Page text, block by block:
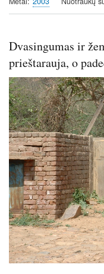
Dvasingumas ir
prieštarauja, o
Image